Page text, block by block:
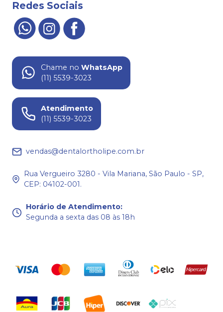
Redes Sociais
Chame no WhatsApp
(11) 5539-3023
Atendimento
(11) 5539-3023
vendas@dentalortholipe.com.br
Rua Vergueiro 3280 - Vila Mariana, São Paulo - SP,
CEP: 04102-001.
Horário de Atendimento:
Segunda a sexta das 08 às 18h